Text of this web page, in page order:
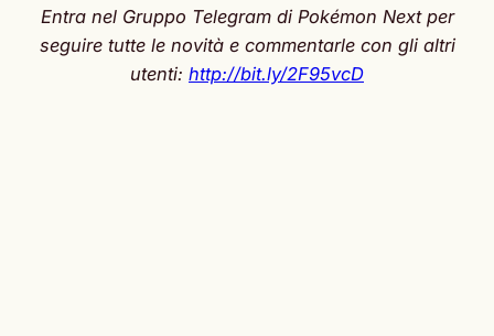
Entra nel Gruppo Telegram di Pokémon Next per
seguire tutte le novità e commentarle con gli altri
utenti: http://bit.ly/2F95vcD